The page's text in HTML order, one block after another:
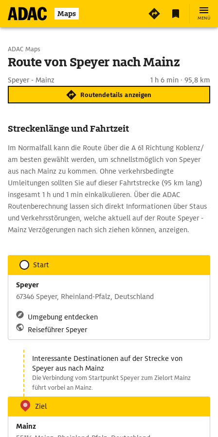
Maps MENÜ
Start wählen
ADAC Maps
Route von Speyer nach Mainz
Speyer - Mainz 1 h 6 min · 95,8 km
Routendetails anzeigen
Streckenlänge und Fahrtzeit
Im Normalfall kann die Route über die A 61 Richtung Koblenz/
am besten gewählt werden, um schnellstmöglich von Speyer
aus nach Mainz zu kommen. Ohne verkehrsbedingte
Umleitungen sollten Sie auf dieser Fahrtstrecke (95 km lang)
insgesamt 1 h und 1 min einkalkulieren. Über die ADAC
Routenberechnung lassen sich direkt Informationen über Staus
und Verkehrsstörungen, welche aktuell auf der Route Speyer -
Mainz Verzögerungen nach sich ziehen können, anzeigen.
Start
Speyer
67346 Speyer, Rheinland-Pfalz, Deutschland
Umgebung entdecken
Reiseführer Speyer
Interessante Destinationen auf der Strecke von
Speyer aus nach Mainz
Die Verbindung vom Startpunkt Speyer zum Zielort Mainz
führt vorbei an Mainz.
Ziel
Mainz